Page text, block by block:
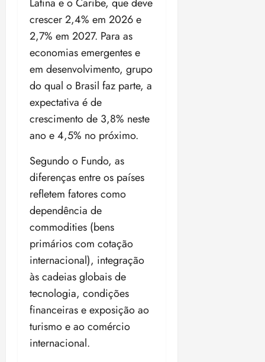
crescer 2,4% em 2026 e
2,7% em 2027. Para as
economias emergentes e
em desenvolvimento, grupo
do qual o Brasil faz parte, a
expectativa é de
crescimento de 3,8% neste
ano e 4,5% no próximo.
Segundo o Fundo, as
diferenças entre os países
refletem fatores como
dependência de
commodities (bens
primários com cotação
internacional), integração
às cadeias globais de
tecnologia, condições
financeiras e exposição ao
turismo e ao comércio
internacional.